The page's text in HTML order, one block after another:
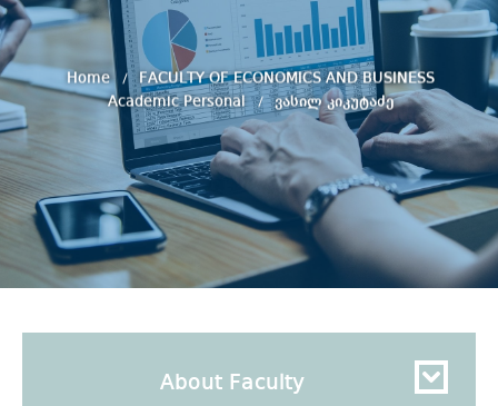
Home
FACULTY OF ECONOMICS AND BUSINESS
Academic Personal
ვასილ კიკუტაძე
About Faculty